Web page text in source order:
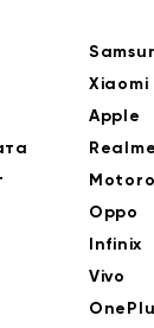
Xiaomi
Apple
Realme
Oppo
Infinix
Vivo